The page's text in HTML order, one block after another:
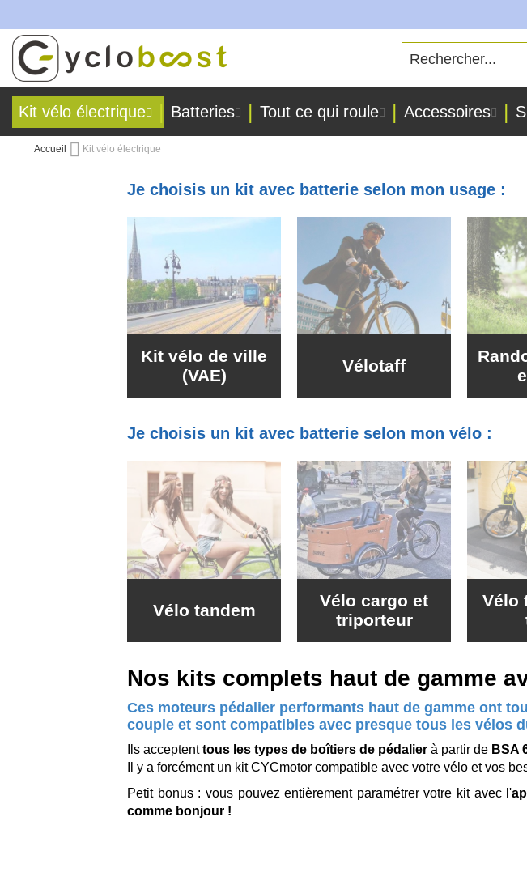
Allez
au
contenu
Kit vélo électrique Batteries Tout ce qui roule Accessoires
Accueil Kit vélo électrique
Je choisis un kit avec batterie selon mon usage :
Kit vélo de ville
(VAE)
Vélotaff
Je choisis un kit avec batterie selon mon vélo :
Vélo tandem
Vélo cargo et
triporteur
Vélo
Nos kits complets haut de gamme
Ces moteurs pédalier performants haut de gamme ont
couple et sont compatibles avec presque tous les vélos
Ils acceptenttous les types de boîtiers de pédalierà partir de BSA
Il y a forcément un kit CYCmotor compatible avec votre vélo et vos
Petit bonus : vous pouvez entièrement paramétrer votre kit avec l'
comme bonjour !